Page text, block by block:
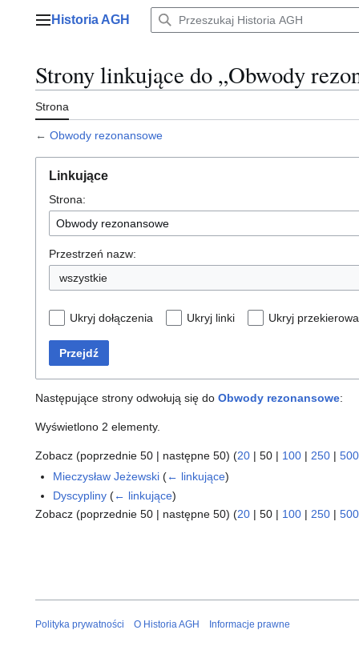
Menu główne
Historia AGH
Strony linkujące do „Obwody
Strona
← Obwody rezonansowe
Linkujące
Strona:
Przestrzeń nazw:
wszystkie
Ukryj dołączenia Ukryj linki Ukryj
Przejdź
Następujące strony odwołują się do Obwody rezonansowe:
Wyświetlono 2 elementy.
Zobacz (poprzednie 50 | następne 50) (20 | 50 | 100 | 250 | 500
Mieczysław Jeżewski (← linkujące)
Dyscypliny (← linkujące)
Zobacz (poprzednie 50 | następne 50) (20 | 50 | 100 | 250 | 500
Polityka prywatności O Historia AGH Informacje prawne